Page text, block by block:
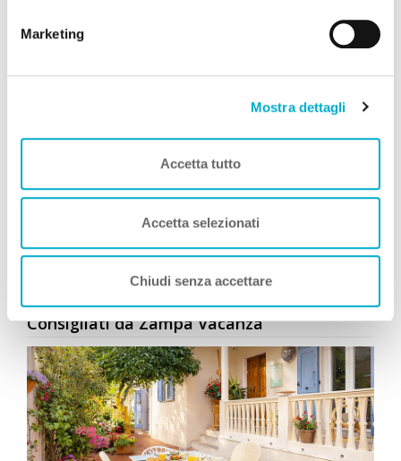
Marketing
Mostra dettagli
Accetta tutto
Accetta selezionati
Chiudi senza accettare
Simone GiannelliCOME TE, Viaggia con Zampa
Consigliati da Zampa Vacanza